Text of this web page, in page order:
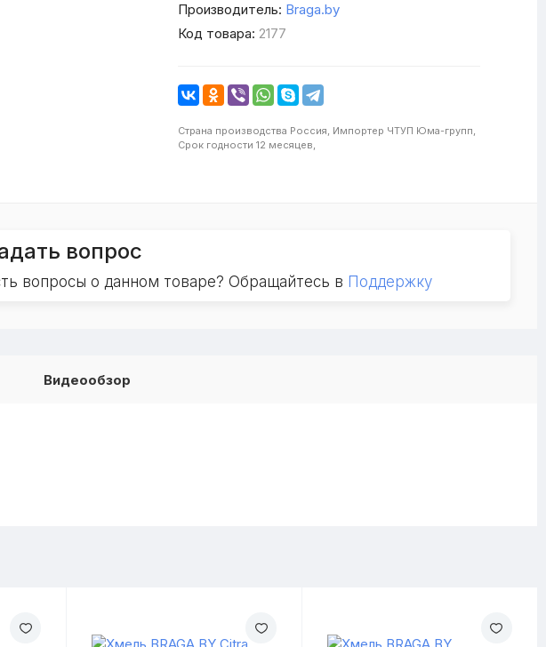
Производитель: Braga.by
Код товара: 2177
Страна производства Россия, Импортер ЧТУП Юма-групп,
Срок годности 12 месяцев,
вопрос
вопросы о данном товаре? Обращайтесь в Поддержку
Видеообзор